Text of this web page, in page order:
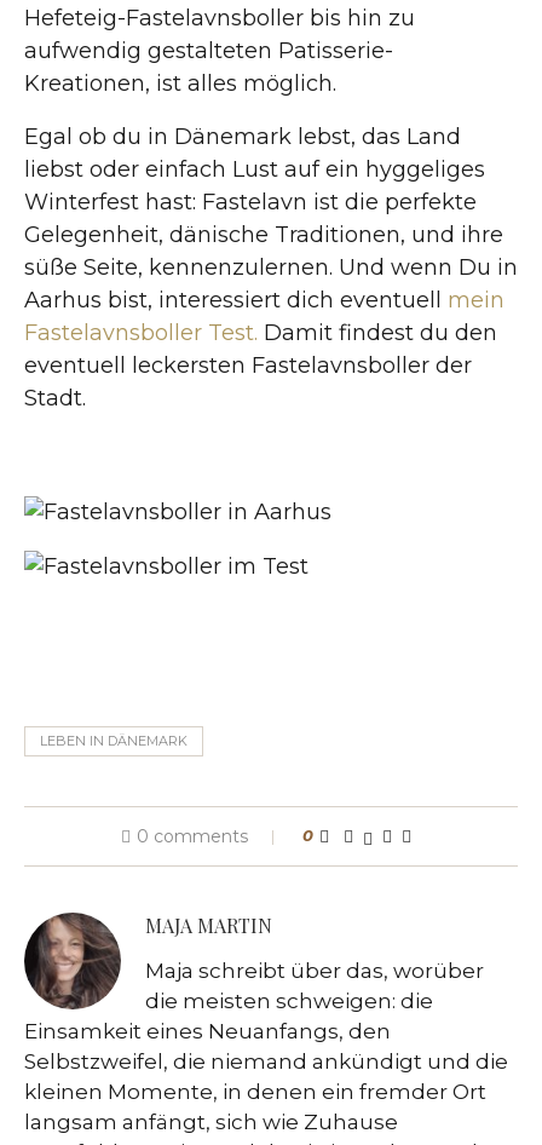
Hefeteig-Fastelavnsboller bis hin zu
aufwendig gestalteten Patisserie-
Kreationen, ist alles möglich.
Egal ob du in Dänemark lebst, das Land
liebst oder einfach Lust auf ein hyggeliges
Winterfest hast: Fastelavn ist die perfekte
Gelegenheit, dänische Traditionen, und ihre
süße Seite, kennenzulernen. Und wenn Du in
Aarhus bist, interessiert dich eventuell mein
Fastelavnsboller Test. Damit findest du den
eventuell leckersten Fastelavnsboller der
Stadt.
LEBEN IN DÄNEMARK
0 comments 0
MAJA MARTIN
Maja schreibt über das, worüber
die meisten schweigen: die
Einsamkeit eines Neuanfangs, den
Selbstzweifel, die niemand ankündigt und die
kleinen Momente, in denen ein fremder Ort
langsam anfängt, sich wie Zuhause